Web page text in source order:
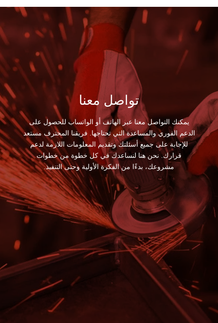
تواصل معنا
يمكنك التواصل معنا عبر الهاتف أو الواتساب للحصول على
الدعم الفوري والمساعدة التي تحتاجها. فريقنا المحترف مستعد
للإجابة على جميع أسئلتك وتقديم المعلومات اللازمة لدعم
قرارك. نحن هنا لنساعدك في كل خطوة من خطوات
مشروعك، بدءًا من الفكرة الأولية وحتى التنفيذ.